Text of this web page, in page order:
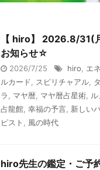
【 hiro】 2026.8/31(
お知らせ☆
2026/7/25 hiro エ
ルカード
スピリチャアル
ラ
マヤ暦 マヤ暦占星術
占龍館 幸福の予言 新しい
ピスト
風の時代
hiro先生の鑑定・ご予